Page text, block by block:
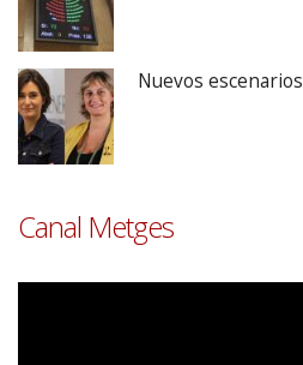
Nuevos escenarios
Canal Metges